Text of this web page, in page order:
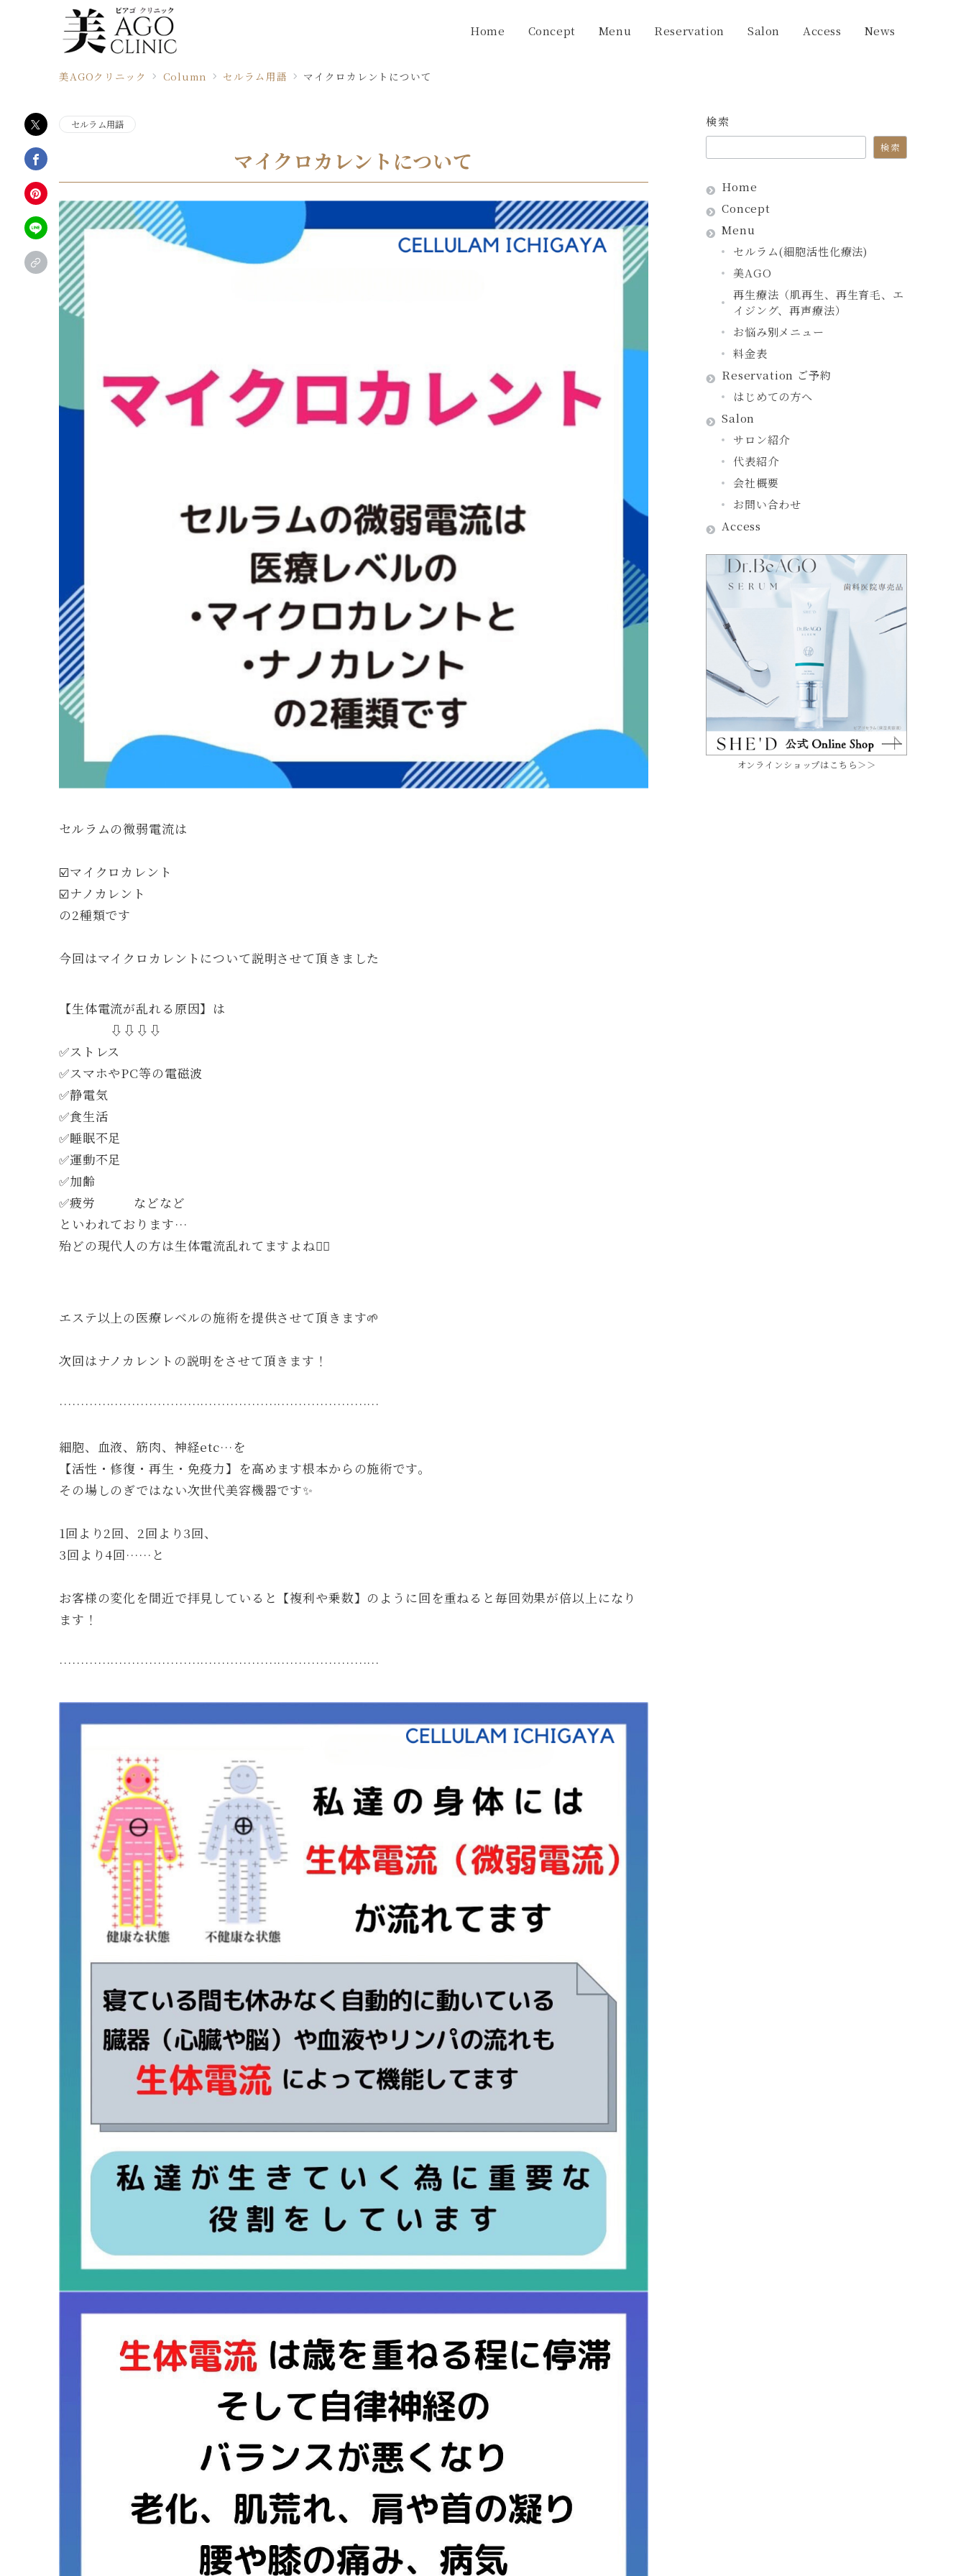
Home Concept Menu Reservation Salon Access News
美AGOクリニック Column セルラム用語 マイクロカレントについて
セルラム用語
マイクロカレントについて
セルラムの微弱電流は
☑️マイクロカレント
☑️ナノカレント
の2種類です
今回はマイクロカレントについて説明させて頂きました
【生体電流が乱れる原因】は
⇩⇩⇩⇩
✅ストレス
✅スマホやPC等の電磁波
✅静電気
✅食生活
✅睡眠不足
✅運動不足
✅加齢
✅疲労 などなど
といわれております…
殆どの現代人の方は生体電流乱れてますよね😵‍💫
エステ以上の医療レベルの施術を提供させて頂きます🌱
次回はナノカレントの説明をさせて頂きます！
…………………………………………………………………
細胞、血液、筋肉、神経etc…を
【活性・修復・再生・免疫力】を高めます根本からの施術です。
その場しのぎではない次世代美容機器です✨
1回より2回、2回より3回、
3回より4回……と
お客様の変化を間近で拝見していると【複利や乗数】のように回を重ねると毎回効果が倍以上になり
ます！
…………………………………………………………………
検索
検索
Home
Concept
Menu
セルラム(細胞活性化療法)
美AGO
再生療法（肌再生、再生育毛、エ
イジング、再声療法）
お悩み別メニュー
料金表
Reservation ご予約
はじめての方へ
Salon
サロン紹介
代表紹介
会社概要
お問い合わせ
Access
オンラインショップはこちら＞＞